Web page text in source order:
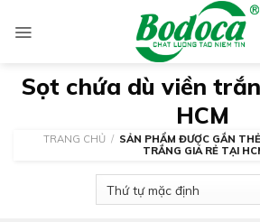
Sọt chứa dù viền
HCM
TRANG CHỦ / SẢN PHẨM ĐƯỢC GẮN
TRẮNG GIÁ RẺ TẠI